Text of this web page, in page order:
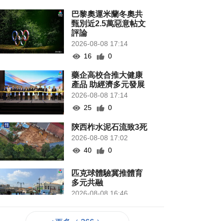
巴黎奧運米蘭冬奧共
甄別近2.5萬惡意帖文
評論
2026-08-08 17:14
16
0
藥企高校合推大健康
產品 助經濟多元發展
2026-08-08 17:14
25
0
陝西柞水泥石流致3死
2026-08-08 17:02
40
0
匹克球體驗冀推體育
多元共融
2026-08-08 16:46